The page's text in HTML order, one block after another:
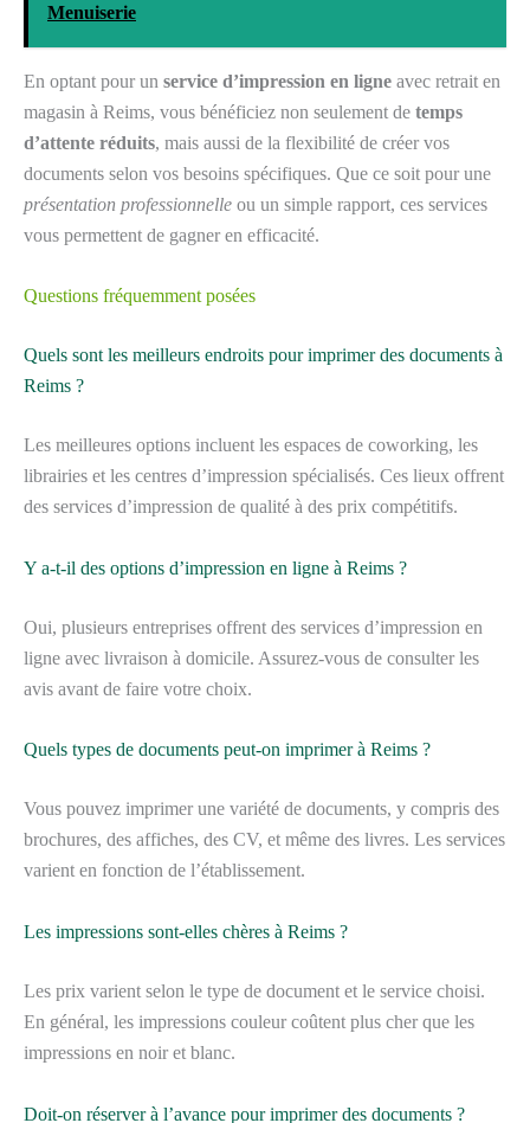
Menuiserie
En optant pour un service d’impression en ligne avec retrait en
magasin à Reims, vous bénéficiez non seulement de temps
d’attente réduits, mais aussi de la flexibilité de créer vos
documents selon vos besoins spécifiques. Que ce soit pour une
présentation professionnelle ou un simple rapport, ces services
vous permettent de gagner en efficacité.
Questions fréquemment posées
Quels sont les meilleurs endroits pour imprimer des documents à
Reims ?
Les meilleures options incluent les espaces de coworking, les
librairies et les centres d’impression spécialisés. Ces lieux offrent
des services d’impression de qualité à des prix compétitifs.
Y a-t-il des options d’impression en ligne à Reims ?
Oui, plusieurs entreprises offrent des services d’impression en
ligne avec livraison à domicile. Assurez-vous de consulter les
avis avant de faire votre choix.
Quels types de documents peut-on imprimer à Reims ?
Vous pouvez imprimer une variété de documents, y compris des
brochures, des affiches, des CV, et même des livres. Les services
varient en fonction de l’établissement.
Les impressions sont-elles chères à Reims ?
Les prix varient selon le type de document et le service choisi.
En général, les impressions couleur coûtent plus cher que les
impressions en noir et blanc.
Doit-on réserver à l’avance pour imprimer des documents ?